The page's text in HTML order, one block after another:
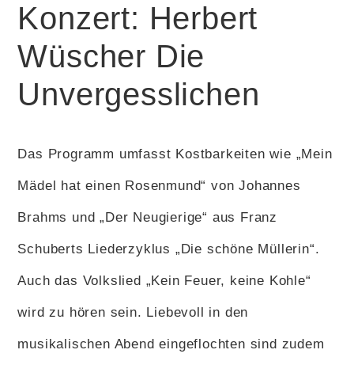
Konzert: Herbert
Wüscher Die
Unvergesslichen
Das Programm umfasst Kostbarkeiten wie „Mein
Mädel hat einen Rosenmund“ von Johannes
Brahms und „Der Neugierige“ aus Franz
Schuberts Liederzyklus „Die schöne Müllerin“.
Auch das Volkslied „Kein Feuer, keine Kohle“
wird zu hören sein. Liebevoll in den
musikalischen Abend eingeflochten sind zudem